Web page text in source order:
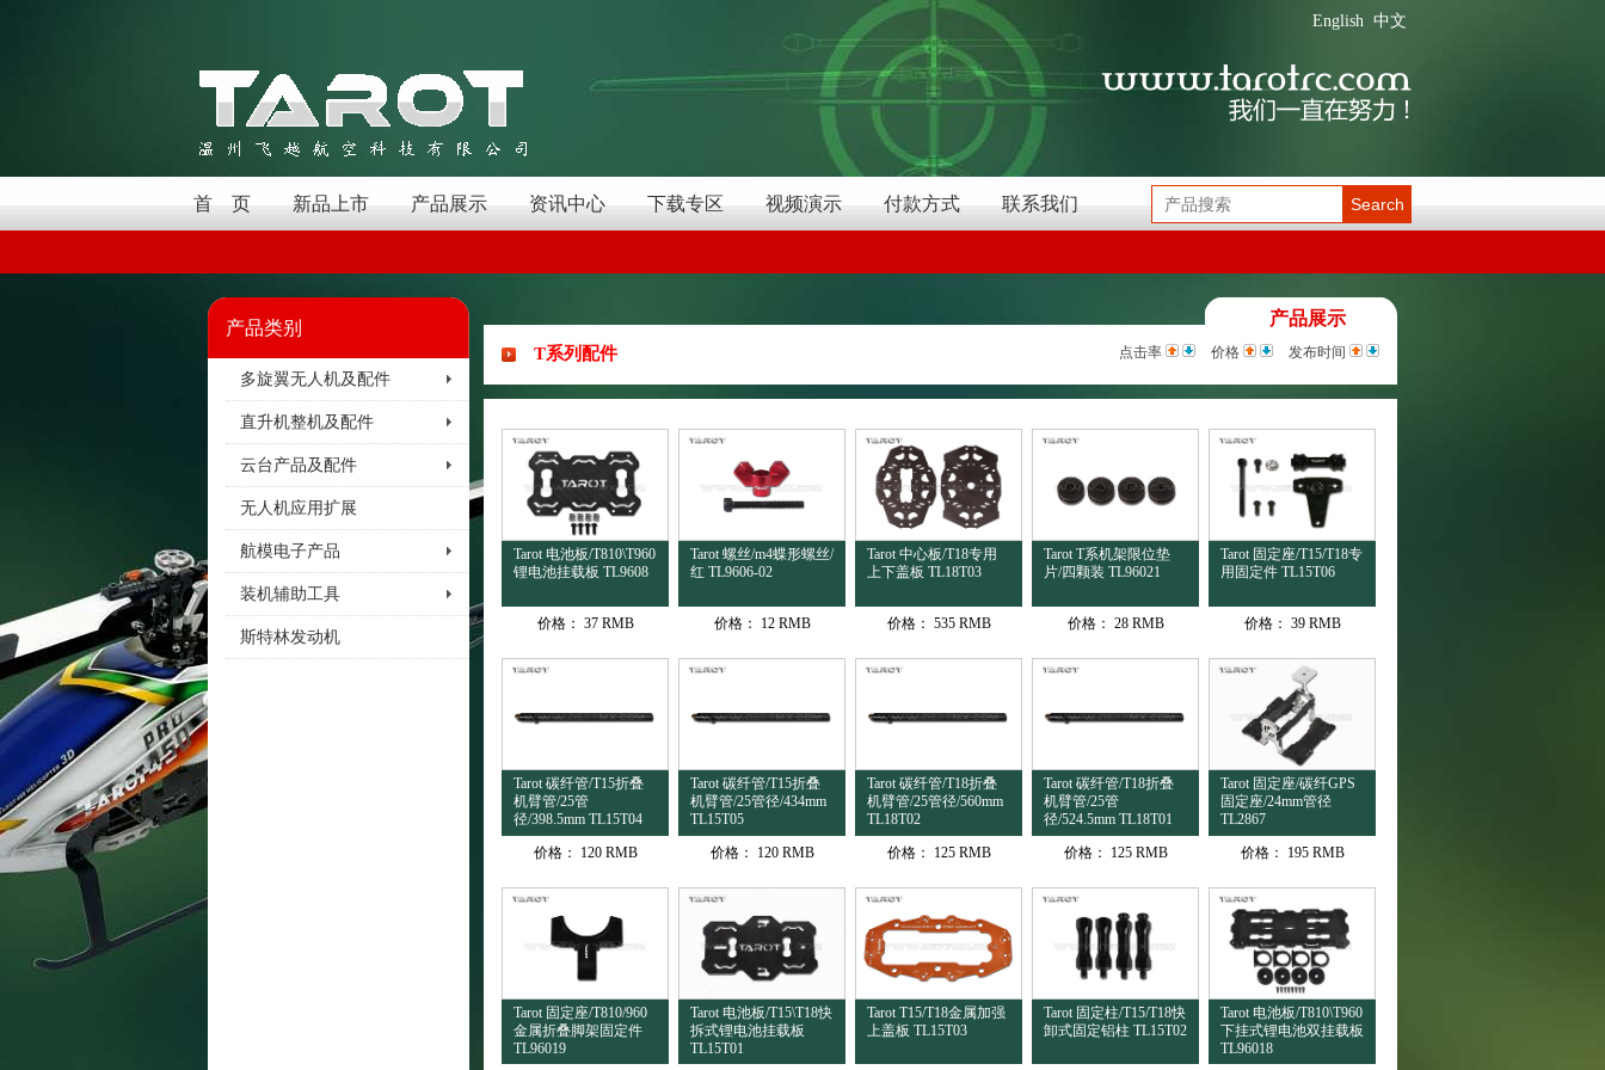
中文
English
首 页 新品上市 产品展示 资讯中心 下载专区 视频演示 付款方式 联系我们 Search
产品类别
多旋翼无人机及配件
直升机整机及配件
云台产品及配件
无人机应用扩展
航模电子产品
装机辅助工具
斯特林发动机
产品展示
T系列配件 点击率 价格 发布时间
Tarot 电池板/T810\T960
锂电池挂载板 TL9608
价格： 37 RMB
Tarot 螺丝/m4蝶形螺丝/
红 TL9606-02
价格： 12 RMB
Tarot 中心板/T18专用
上下盖板 TL18T03
价格： 535 RMB
Tarot T系机架限位垫
片/四颗装 TL96021
价格： 28 RMB
Tarot 固定座/T15/T18专
用固定件 TL15T06
价格： 39 RMB
Tarot 碳纤管/T15折叠
机臂管/25管
径/398.5mm TL15T04
价格：
120 RMB
Tarot 碳纤管/T15折叠
机臂管/25管径/434mm
TL15T05
价格：
120 RMB
Tarot 碳纤管/T18折叠
机臂管/25管径/560mm
TL18T02
价格：
125 RMB
Tarot 碳纤管/T18折叠
机臂管/25管
径/524.5mm TL18T01
价格：
125 RMB
Tarot 固定座/碳纤GPS
固定座/24mm管径
TL2867
价格：
195 RMB
Tarot 固定座/T810/960
金属折叠脚架固定件
TL96019
Tarot 电池板/T15\T18快
拆式锂电池挂载板
TL15T01
Tarot T15/T18金属加强
上盖板 TL15T03
Tarot 固定柱/T15/T18快
卸式固定铝柱 TL15T02
Tarot 电池板/T810\T960
下挂式锂电池双挂载板
TL96018